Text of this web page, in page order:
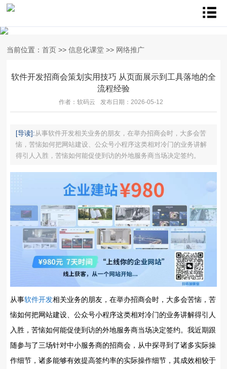
当前位置： 首页 >> 信息化课堂 >> 网络推广
软件开发招商会策划实用技巧 从页面展示到工具落地的全
流程经验
作者：软码云 发布日期：2026-05-12
[导读]: 从事软件开发相关业务的朋友，在举办招商会时，大多会苦
恼，苦恼如何把网站建设、公众号小程序这类相对冷门的业务讲解
得引人入胜，苦恼如何能促使到访的外地服务商当场决定签约。
从事软件开发相关业务的朋友，在举办招商会时，大多会苦恼，苦
恼如何把网站建设、公众号小程序这类相对冷门的业务讲解得引人
入胜，苦恼如何能促使到访的外地服务商当场决定签约。我近期跟
随参与了三场针对中小服务商的招商会，从中探寻到了诸多实际操
作细节，诸多能够有效提高签约率的实际操作细节，其成效相较于